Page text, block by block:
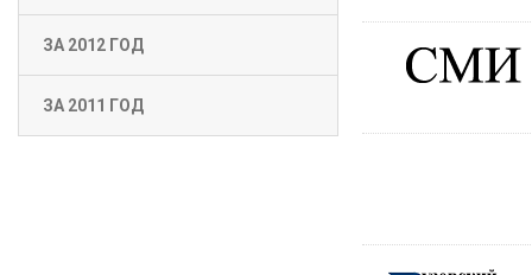
ЗА 2012 ГОД
ЗА 2011 ГОД